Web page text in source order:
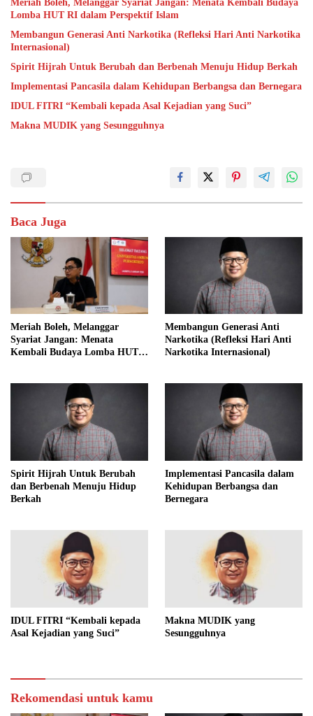
Meriah Boleh, Melanggar Syariat Jangan: Menata Kembali Budaya
Lomba HUT RI dalam Perspektif Islam
Membangun Generasi Anti Narkotika (Refleksi Hari Anti Narkotika
Internasional)
Spirit Hijrah Untuk Berubah dan Berbenah Menuju Hidup Berkah
Implementasi Pancasila dalam Kehidupan Berbangsa dan Bernegara
IDUL FITRI “Kembali kepada Asal Kejadian yang Suci”
Makna MUDIK yang Sesungguhnya
Baca Juga
Meriah Boleh, Melanggar
Syariat Jangan: Menata
Kembali Budaya Lomba HUT
Membangun Generasi Anti
Narkotika (Refleksi Hari Anti
Narkotika Internasional)
Spirit Hijrah Untuk Berubah
dan Berbenah Menuju Hidup
Berkah
Implementasi Pancasila dalam
Kehidupan Berbangsa dan
Bernegara
IDUL FITRI “Kembali kepada
Asal Kejadian yang Suci”
Makna MUDIK yang
Sesungguhnya
Rekomendasi untuk kamu